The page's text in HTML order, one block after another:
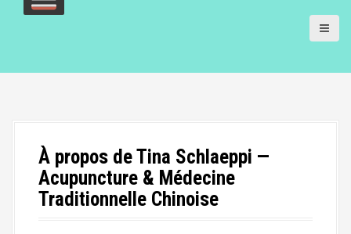
À propos de Tina Schlaeppi —
Acupuncture & Médecine
Traditionnelle Chinoise